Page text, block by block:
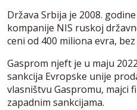
Država Srbija je 2008.
kompanije NIS ruskoj
ceni od 400 miliona evra,
Gasprom njeft je u maju
sankcija Evropske unije
vlasništvu Gaspromu, majci
zapadnim sankcijama.